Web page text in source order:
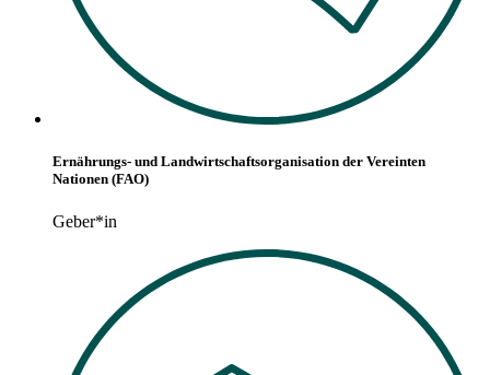
Ernährungs- und Landwirtschaftsorganisation der Vereinten
Nationen (FAO)
Geber*in